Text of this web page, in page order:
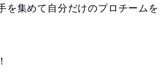
を集めて自分だけのプロチームを